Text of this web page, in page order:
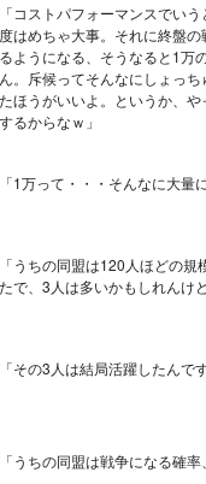
「コストパフォーマンスでい
度はめちゃ大事。それに終盤
るようになる、そうなると1万
ん。斥候ってそんなにしょっ
たほうがいいよ。というか、
するからなｗ」
「1万って・・・そんなに大
「うちの同盟は120人ほどの
たで、3人は多いかもしれん
「その3人は結局活躍したん
「うちの同盟は戦争になる確